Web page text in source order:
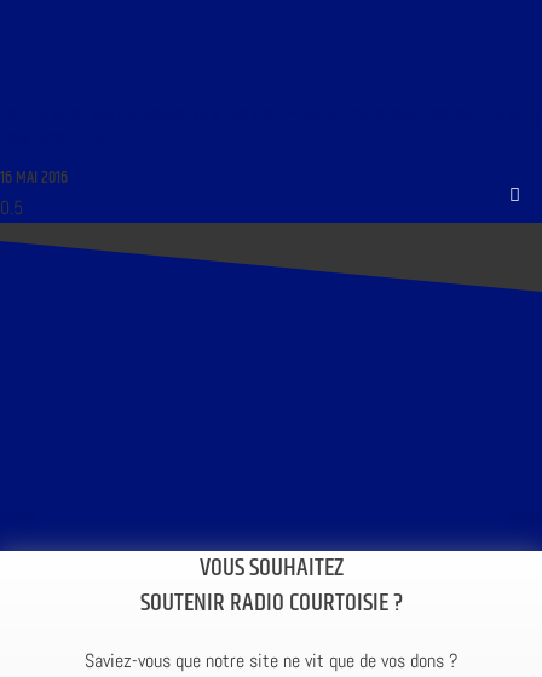
16 MAI 2016
VOUS SOUHAITEZ
SOUTENIR RADIO COURTOISIE ?
Saviez-vous que notre site ne vit que de vos dons ?